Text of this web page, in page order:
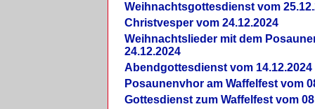
Weihnachtsgottesdienst vom
Christvesper vom 24.12.2024
Weihnachtslieder mit dem
24.12.2024
Abendgottesdienst vom 14.12.2024
Posaunenvhor am Waffelfest vom
Gottesdienst zum Waffelfest vom